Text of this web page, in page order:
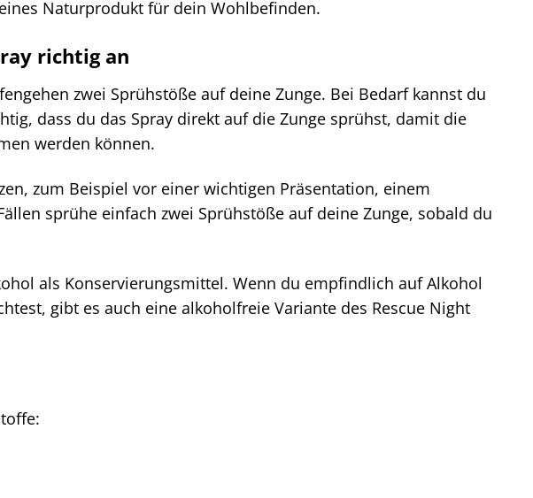
Naturprodukt für dein Wohlbefinden.
richtig an
zwei Sprühstöße auf deine Zunge. Bei Bedarf kannst du
dass du das Spray direkt auf die Zunge sprühst, damit die
werden können.
zum Beispiel vor einer wichtigen Präsentation, einem
sprühe einfach zwei Sprühstöße auf deine Zunge, sobald du
als Konservierungsmittel. Wenn du empfindlich auf Alkohol
gibt es auch eine alkoholfreie Variante des Rescue Night